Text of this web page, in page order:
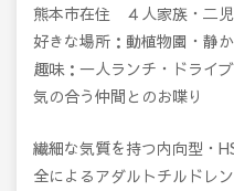
熊本市在住 ４人家族・二
好きな場所：動植物園・静
趣味：一人ランチ・ドライ
気の合う仲間とのお喋り
繊細な気質を持つ内向型・
全によるアダルトチルドレ